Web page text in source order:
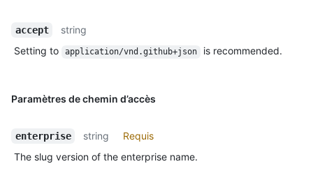
accept
string
Setting to
application/vnd.github+json is recommended.
Paramètres de chemin d’accès
enterprise string
Requis
The slug version of the enterprise name.